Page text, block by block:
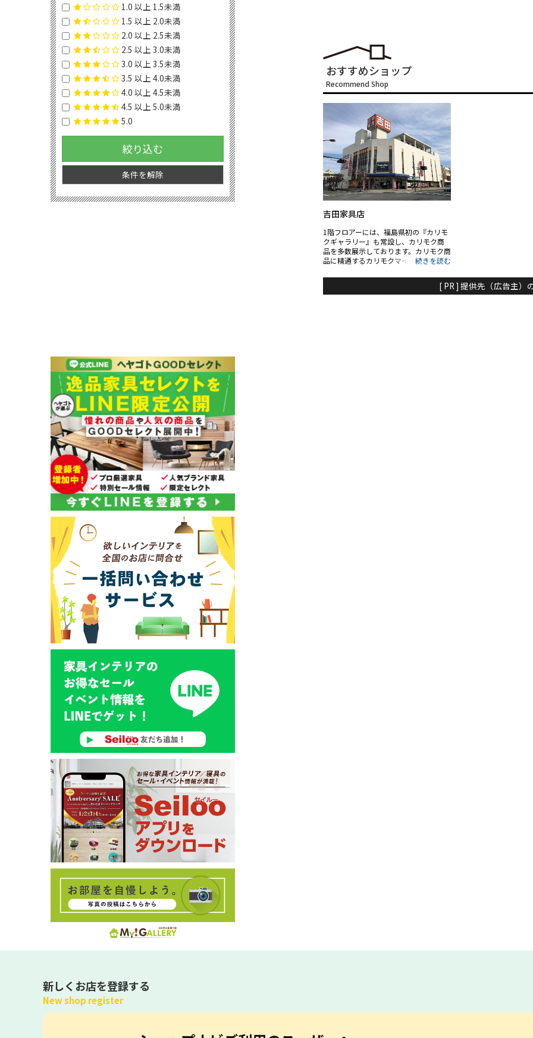
おすすめショップ
Recommend Shop
吉田家具店
1階フロアーには、福島県初の『カリモ
クギャラリー』も常設し、カリモク商
品を多数展示しております。カリモク商
品に精通するカリモクマイスターの資
す！その他、一枚板やこだわりの無垢
家具やオーダーカーテンも取り扱ってお[ PR ] 提供先（広告主）
1.0 以上 1.5未満
1.5 以上 2.0未満
2.0 以上 2.5未満
2.5 以上 3.0未満
3.0 以上 3.5未満
3.5 以上 4.0未満
4.0 以上 4.5未満
4.5 以上 5.0未満
5.0
絞り込む
条件を解除
新しくお店を登録する
New shop register